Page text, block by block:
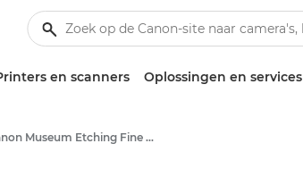
en scanners Oplossingen en services
Canon Museum Etching Fine Art Photo Paper FA-ME1 - A4, A3, A3+